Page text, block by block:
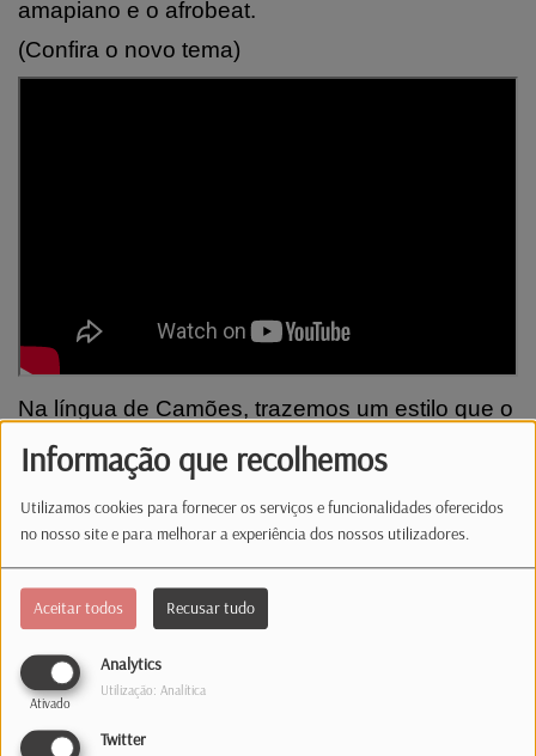
Informação que recolhemos
Utilizamos cookies para fornecer os serviços e funcionalidades oferecidos
no nosso site e para melhorar a experiência dos nossos utilizadores.
Aceitar todos Recusar tudo
Analytics
Ativado
Utilização: Analítica
Twitter
amapiano e o afrobeat.
(Confira o novo tema)
Na língua de Camões, trazemos um estilo que o
percebeu, falamos de um tema popular,
“Não faças bluff comigo” é a sua nova canção
falar no mesmo e em protagonismos, tem Vera
(ex-concorrente da última edição do “Secret
Story”) no papel principal.
(Confira o novo tema)